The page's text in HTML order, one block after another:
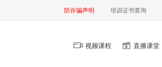
防诈骗声明 培训证书查询
视频课程 直播课堂